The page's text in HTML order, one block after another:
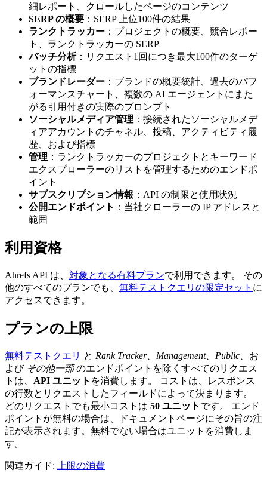
細レポート、クロールしたページのコンテンツ
SERP の概要 ：SERP 上位100件の結果
ランクトラッカー ：プロジェクトの概要、競合レポー
ト、ランクトラッカーの SERP
バッチ分析：リクエスト1回につき最大100件のターゲ
ットの指標
ブランドレーダー ：ブランドの概要統計、過去のパフ
ォーマンスチャート、複数の AI エージェントにまた
がる引用付きの実際のプロンプト
ソーシャルメディア管理 ：接続されたソーシャルメデ
ィアアカウントのチャネル、投稿、アクティビティ履
歴、および指標
管理 ：ランクトラッカーのプロジェクトとキーワード
エクスプローラーのリストを管理するためのエンドポ
イント
サブスクリプション情報 ：API の制限と使用状況
公開エンドポイント ：当社クローラーの IP アドレスと
範囲
利用資格
Ahrefs API は、 対象となる有料プランで利用できます。 その
他のすべてのプランでも、 無料テストクエリの限定セット に
アクセスできます。
プランの上限
無料テストクエリ と Rank Tracker、 Management、 Public 、お
よび その他一部のエンドポイントを除くすべてのリクエス
トは、 API ユニット を消費します。 コストは、レスポンス
の行数とリクエストしたフィールドによって決まります。
どのリクエストでも最小コストは 50 ユニット です。 エンド
ポイントが無料の場合は、ドキュメントページにその旨の注
記が表示されます。無料でない場合はユニットを消費しま
す。
関連ガイド: 上限の消費